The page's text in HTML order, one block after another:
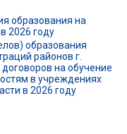
образования на
2026 году
образования
районов г.
на обучение
в учреждениях
в 2026 году